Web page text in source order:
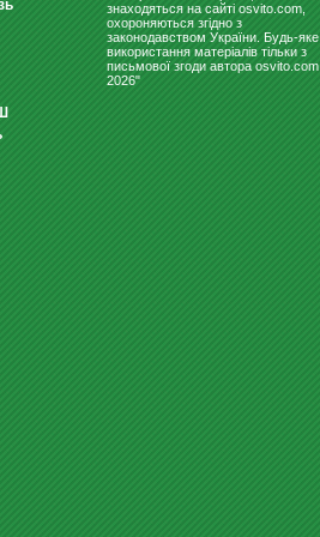
знаходяться на сайті osvito.com,
охороняються згідно з
законодавством України. Будь-яке
використання матеріалів тільки з
письмової згоди автора osvito.com
2026"